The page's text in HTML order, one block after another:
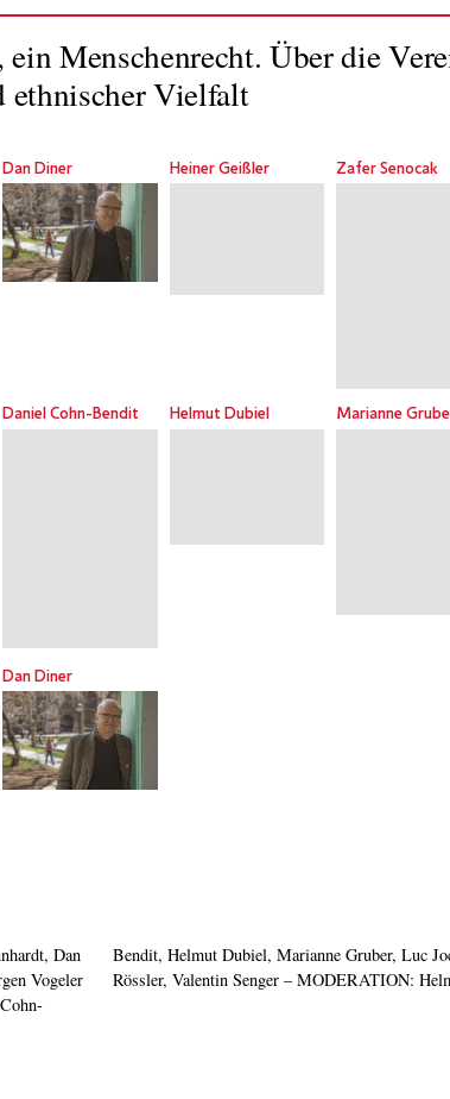
Menschenrecht. Über die
ethnischer Vielfalt
Dan Diner Heiner Geißler Zafer Senocak
Daniel Cohn-Bendit Helmut Dubiel Marianne
Dan Diner
Dan
Vogeler
Beat
Rössler, Valentin Senger – MODERATION: